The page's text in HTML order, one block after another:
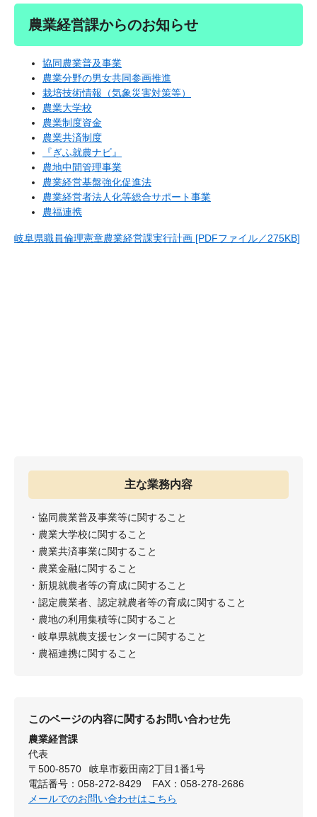
農業経営課からのお知らせ
協同農業普及事業
農業分野の男女共同参画推進
栽培技術情報（気象災害対策等）
農業大学校
農業制度資金
農業共済制度
『ぎふ就農ナビ』
農地中間管理事業
農業経営基盤強化促進法
農業経営者法人化等総合サポート事業
農福連携
岐阜県職員倫理憲章農業経営課実行計画 [PDFファイル／275KB]
主な業務内容
・協同農業普及事業等に関すること
・農業大学校に関すること
・農業共済事業に関すること
・農業金融に関すること
・新規就農者等の育成に関すること
・認定農業者、認定就農者等の育成に関すること
・農地の利用集積等に関すること
・岐阜県就農支援センターに関すること
・農福連携に関すること
このページの内容に関するお問い合わせ先
農業経営課
代表
〒500-8570
岐阜市薮田南2丁目1番1号
電話番号：058-272-8429
FAX：058-278-2686
メールでのお問い合わせはこちら